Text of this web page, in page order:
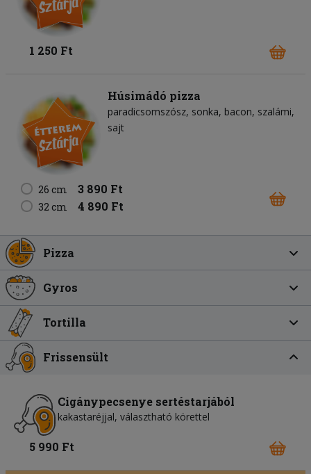
1 250 Ft
Húsimádó pizza
paradicsomszósz sonka bacon szalámi
sajt
26 cm 3 890 Ft
32 cm 4 890 Ft
Pizza
Gyros
Tortilla
Frissensült
Cigánypecsenye sertéstarjából
kakastaréjjal, választható körettel
5 990 Ft